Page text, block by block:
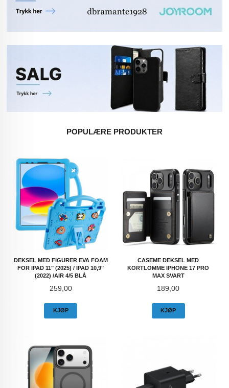
POPULÆRE PRODUKTER
DEKSEL MED FIGURER EVA FOAM
FOR IPAD 11" (2025) / IPAD 10,9"
(2022) /AIR 4/5 BLÅ
Pris
259,00
KJØP
CASEME DEKSEL MED
KORTLOMME IPHONE 17 PRO
MAX SVART
Pris
189,00
KJØP